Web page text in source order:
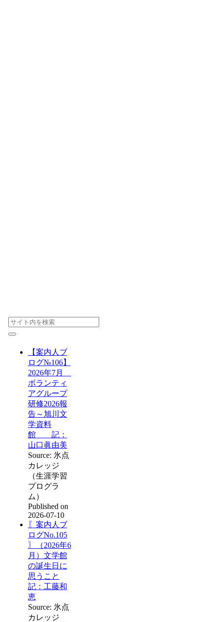
【案内人ブ
ログ№106】
2026年7月
ボランティ
アグループ
研修2026報
告～旭川文
学資料
館 記：
山口眞由美
Source: 氷点
カレッジ
（生涯学習
プログラ
ム）
Published on
2026-07-10
〖案内人ブ
ログNo.105
〗（2026年6
月）文学館
の誕生日に
思うこと
記：工藤和
恵
Source: 氷点
カレッジ